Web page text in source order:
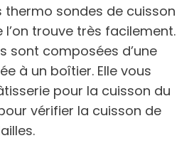
thermo sondes de cuisson
trouve très facilement.
sont composées d’une
à un boîtier. Elle vous
pour la cuisson du
vérifier la cuisson de